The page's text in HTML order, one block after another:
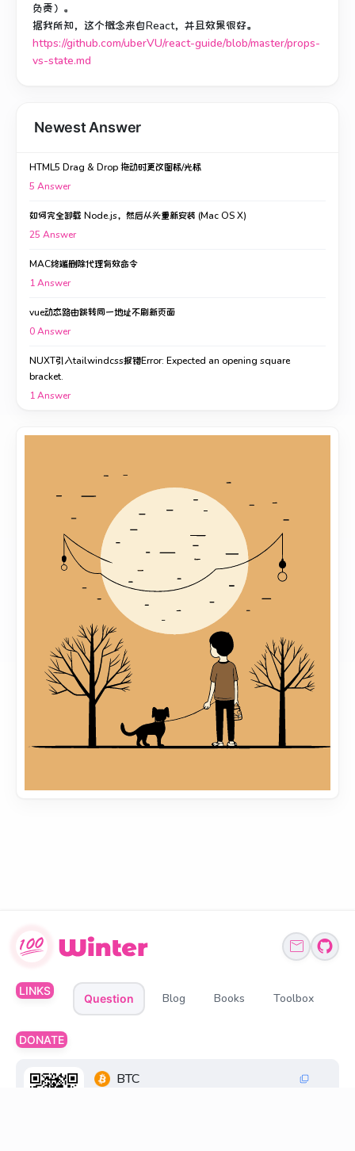
负责）。
据我所知，这个概念来自React，并且效果很好。
https://github.com/uberVU/react-guide/blob/master/props-
vs-state.md
Newest Answer
HTML5 Drag & Drop 拖动时更改图标/光标
5 Answer
如何完全卸载 Node.js，然后从头重新安装 (Mac OS X)
25 Answer
MAC终端删除代理有效命令
1Answer
vue动态路由跳转同一地址不刷新页面
0Answer
NUXT引入tailwindcss报错Error: Expected an opening square
bracket.
1Answer
LINKS
Question Blog Books Toolbox
DONATE
BTC